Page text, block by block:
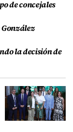
de concejales
González
la decisión de